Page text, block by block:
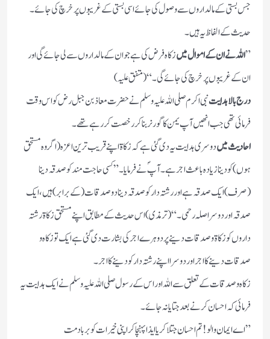
جس بستی کے مالداروں سے وصول کی جائے اسی بستی کے غریبوں پر خرچ کی جائے۔
حدیث کے الفاظ یہ ہیں۔
”اللہ نے ان کے اموال میںزکاہ فرض کی ہے جو ان کے مالداروں سے لی جائے گی اور
ان کے غریبوں پر خرچ کی جائے گی۔“(متفق علیہ)
درج بالا ہدایتنبی اکرم صلی اللہ علیہ وسلم نے حضرت معاذ بن جبل رض کو اس وقت
فرمائی تھی جب انھیں آپ یمن کا گورنر بناکر رخصت کررہے تھے۔
احادیث میںدوسری ہدایت یہ دی گئی ہے کہ زکاۃ اپنے قریب ترین اعزہ (اگر وہ مستحق
ہوں)کو دینا زیادہ باعث اجر ہے۔آپؐ نے فرمایا۔”کسی حاجت مند کو صدقہ دینا
(صرف) ایک صدقہ ہے اور رشتہ دار کو صدقہ دینا دو صدقات (کے برابر) ہیں، ایک
صدقہ اور دوسرا صلہ رحمی۔“(ترمذی)اس حدیث کے مطابق اپنے مستحق زکاۃ رشتہ
داروں کو زکاۃ و صدقات دینے پر دوہرے اجر کی بشارت دی گئی ہے ایک تو زکاہ و
صدقات دینے کا اجر اور دوسرا اپنے رشتہ دار کو دینے کا اجر۔
زکاہ و صدقات کے تعلق سے اللہ اور اس کے رسول صلی اللہ علیہ وسلم نے ایک ہدایت یہ
فرمائی کہ احسان کرنے بعد جتایا نہ جائے۔
”اے ایمان والو! تم احسان جتلا کر یا ایذا پہنچا کر اپنی خیرات کو برباد مت